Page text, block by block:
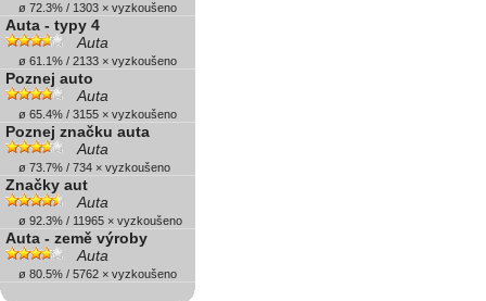
ø 72.3% / 1303 × vyzkoušeno
Auta - typy 4
Auta
ø 61.1% / 2133 × vyzkoušeno
Poznej auto
Auta
ø 65.4% / 3155 × vyzkoušeno
Poznej značku auta
Auta
ø 73.7% / 734 × vyzkoušeno
Značky aut
Auta
ø 92.3% / 11965 × vyzkoušeno
Auta - země výroby
Auta
ø 80.5% / 5762 × vyzkoušeno